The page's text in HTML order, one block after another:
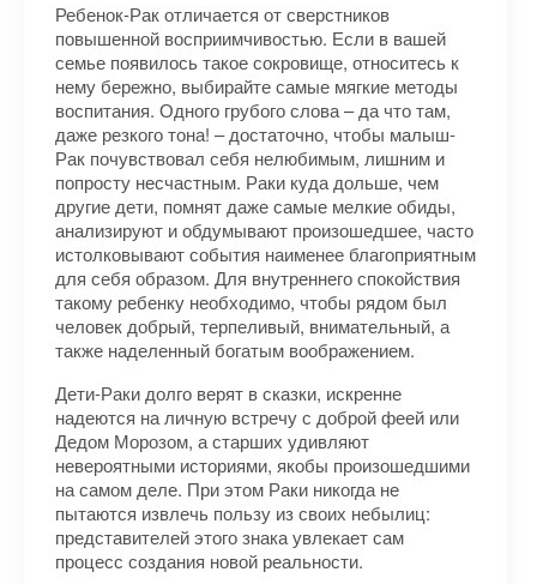
Ребенок-Рак отличается от сверстников
повышенной восприимчивостью. Если в вашей
семье появилось такое сокровище, относитесь к
нему бережно, выбирайте самые мягкие методы
воспитания. Одного грубого слова – да что там,
даже резкого тона! – достаточно, чтобы малыш-
Рак почувствовал себя нелюбимым, лишним и
попросту несчастным. Раки куда дольше, чем
другие дети, помнят даже самые мелкие обиды,
анализируют и обдумывают произошедшее, часто
истолковывают события наименее благоприятным
для себя образом. Для внутреннего спокойствия
такому ребенку необходимо, чтобы рядом был
человек добрый, терпеливый, внимательный, а
также наделенный богатым воображением.
Дети-Раки долго верят в сказки, искренне
надеются на личную встречу с доброй феей или
Дедом Морозом, а старших удивляют
невероятными историями, якобы произошедшими
на самом деле. При этом Раки никогда не
пытаются извлечь пользу из своих небылиц:
представителей этого знака увлекает сам
процесс создания новой реальности.